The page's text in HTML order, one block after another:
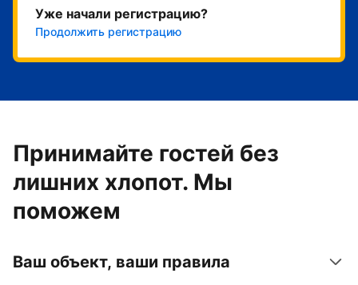
Уже начали регистрацию?
Продолжить регистрацию
Принимайте гостей без
лишних хлопот. Мы
поможем
Ваш объект, ваши правила